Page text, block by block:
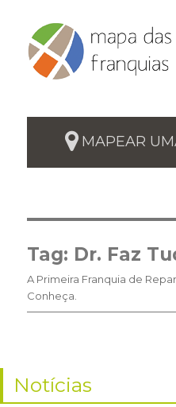
MAPEAR
Tag: Dr. Faz
A Primeira Franquia de
Conheça.
Notícias